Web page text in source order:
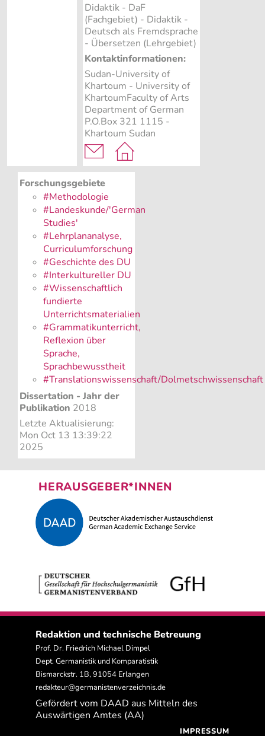
Didaktik - DaF
(Fachgebiet) - Didaktik -
Deutsch als Fremdsprache
- Übersetzen (Lehrgebiet)
Kontaktinformationen:
Sudan-University of
Khartoum - University of
KhartoumFaculty of Arts
Department of German
P.O.Box 321 1115 -
Khartoum Sudan
Forschungsgebiete
#Methodologie
#Landeskunde/'German
Studies'
#Lehrplananalyse,
Curriculumforschung
#Geschichte des DU
#Interkultureller DU
#Wissenschaftlich
fundierte
Unterrichtsmaterialien
#Grammatikunterricht,
Reflexion über
Sprache,
Sprachbewusstheit
#Translationswissenschaft/Dolmetschwissenschaft
Dissertation - Jahr der
Publikation 2018
Letzte Aktualisierung:
Mon Oct 13 13:39:22
2025
HERAUSGEBER*INNEN
Redaktion und technische Betreuung
Prof. Dr. Friedrich Michael Dimpel
Dept. Germanistik und Komparatistik
Bismarckstr. 1B, 91054 Erlangen
redakteur@germanistenverzeichnis.de
Gefördert vom DAAD aus Mitteln des
Auswärtigen Amtes (AA)
IMPRESSUM